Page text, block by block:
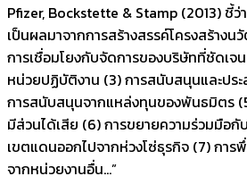
Pfizer, Bockstette & Stamp (2013) ชี้ว่
เป็นผลมาจากการสร้างสรรค์โครงสร้างน
การเชื่อมโยงกับจัดการของบริษัทที่ชัดเจ
หน่วยปฏิบัติงาน (3) การสนับสนุนและปร
การสนับสนุนจากแหล่งทุนของพันธมิตร
มีส่วนได้เสีย (6) การขยายความร่วมมือ
เขตแดนออกไปจากห่วงโซ่ธุรกิจ (7) การ
จากหน่วยงานอื่น…”